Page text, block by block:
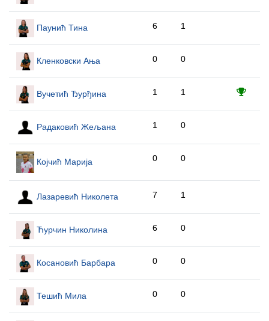
Паунић Тина 6 1
Кленковски Ања 0 0
Вучетић Ђурђина 1 1
Радаковић Жељана 1 0
Којчић Марија 0 0
Лазаревић Николета 7 1
Ћурчин Николина 6 0
Косановић Барбара 0 0
Тешић Мила 0 0